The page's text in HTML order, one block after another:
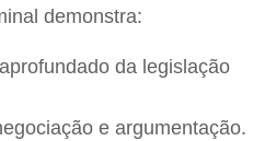
demonstra:
da legislação
e argumentação.